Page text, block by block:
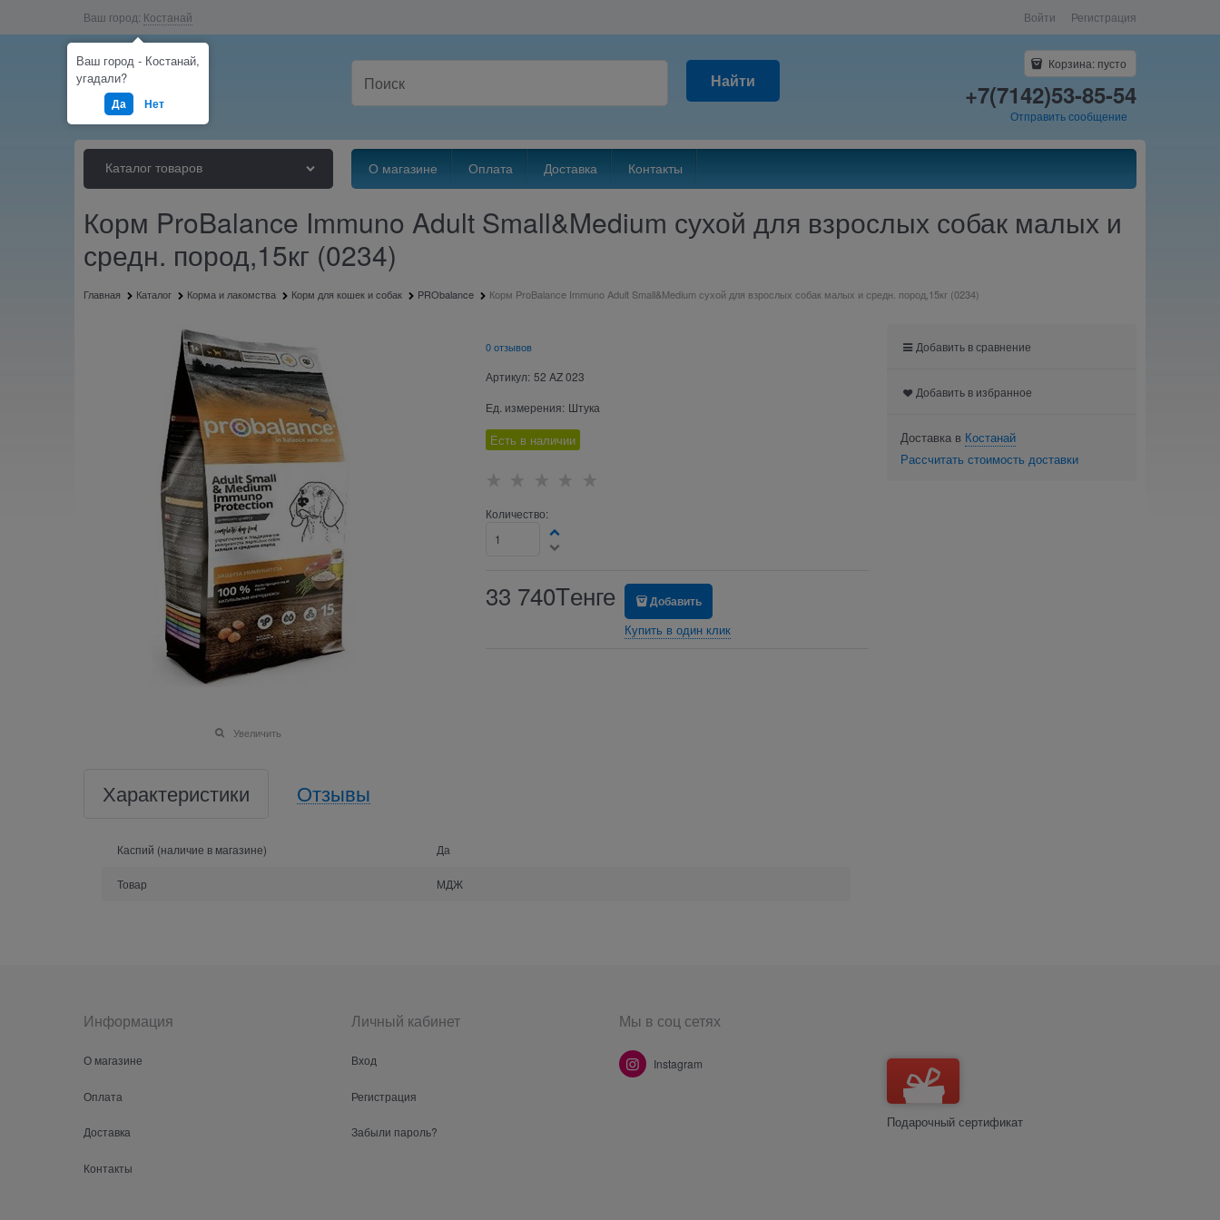
Ваш город: Костанай Войти Регистрация
Найти
Корзина: пусто
+7(7142)53-85-54
Отправить сообщение
Каталог товаров О магазине Оплата Доставка Контакты
Корм ProBalance Immuno Adult Small&Medium сухой для взрослых собак малых и
средн. пород,15кг (0234)
Главная Каталог Корма и лакомства Корм для кошек и собак PRObalance Корм ProBalance Immuno Adult Small&Medium сухой для взрослых собак малых и средн. пород,15кг (0234)
Увеличить
0 отзывов
Артикул: 52 AZ 023
Ед. измерения: Штука
Есть в наличии
Количество:
33 740Tенге Добавить
Купить в один клик
Характеристики Отзывы
Каспий (наличие в магазине) Да
Товар МДЖ
Добавить в сравнение
Добавить в избранное
Доставка в Костанай
Рассчитать стоимость доставки
Информация
О магазине
Оплата
Доставка
Контакты
Личный кабинет
Вход
Регистрация
Забыли пароль?
Мы в соц сетях
Instagram
Подарочный сертификат
Ваш город - Костанай,
угадали?
Да Нет